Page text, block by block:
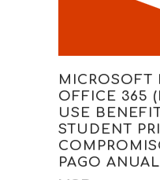
MICROSOFT
OFFICE 365
USE
STUDENT
PAGO ANUAL